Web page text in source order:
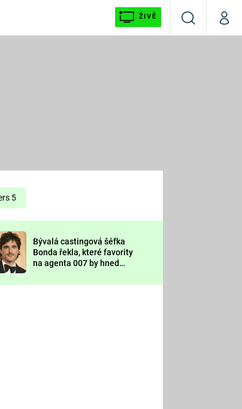
ŽIVĚ
VyhledáváníMůj
Prima LAJK
Sledujte nás
5
Bývalá castingová šéfka
Bonda řekla, které favority
na agenta 007 by hned